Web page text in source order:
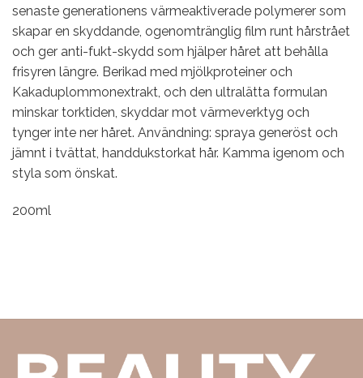
senaste generationens värmeaktiverade polymerer som
skapar en skyddande, ogenomtränglig film runt hårstrået
och ger anti-fukt-skydd som hjälper håret att behålla
frisyren längre. Berikad med mjölkproteiner och
Kakaduplommonextrakt, och den ultralätta formulan
minskar torktiden, skyddar mot värmeverktyg och
tynger inte ner håret. Användning: spraya generöst och
jämnt i tvättat, handdukstorkat hår. Kamma igenom och
styla som önskat.
200ml